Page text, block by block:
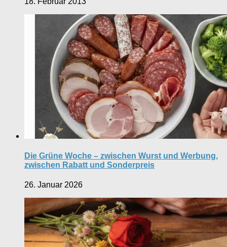
Die Grüne Woche – zwischen Wurst und Werbung,
zwischen Rabatt und Sonderpreis
26. Januar 2026